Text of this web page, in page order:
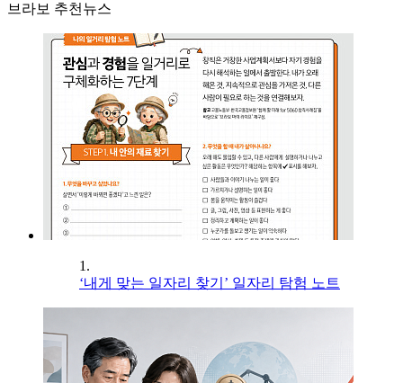
브라보 추천뉴스
1.
‘내게 맞는 일자리 찾기’ 일자리 탐험 노트